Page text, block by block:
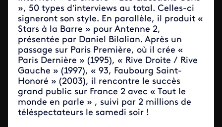
», 50 types d’interviews au total. Celles-ci
signeront son style. En parallèle, il produit «
Stars à la Barre » pour Antenne 2,
présentée par Daniel Bilalian. Après un
passage sur Paris Première, où il crée «
Paris Dernière » (1995), « Rive Droite / Rive
Gauche » (1997), « 93, Faubourg Saint-
Honoré » (2003), il rencontre le succès
grand public sur France 2 avec « Tout le
monde en parle » , suivi par 2 millions de
téléspectateurs le samedi soir !